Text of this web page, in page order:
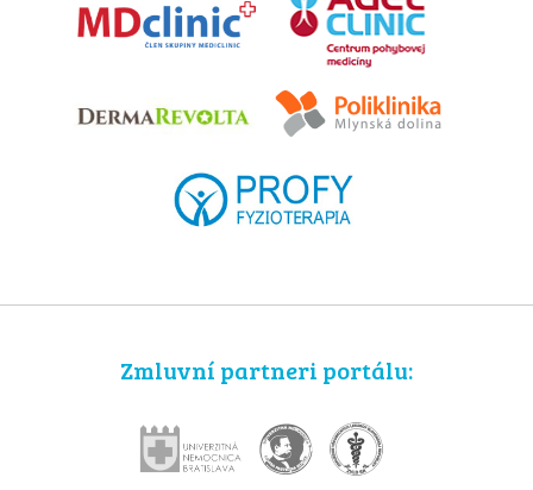
Zmluvní partneri portálu: